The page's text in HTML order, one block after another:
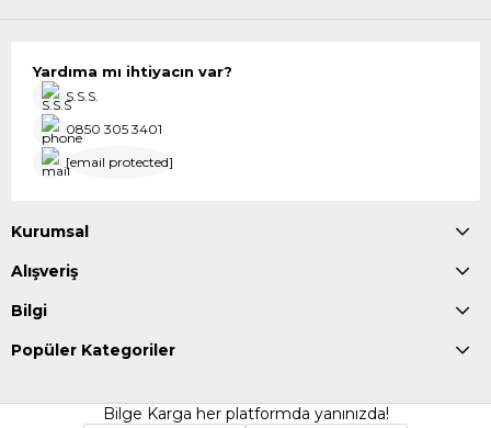
Yardıma mı ihtiyacın var?
S.S.S.
0850 305 3401
[email protected]
Kurumsal
Alışveriş
Bilgi
Popüler Kategoriler
Bilge Karga her platformda yanınızda!